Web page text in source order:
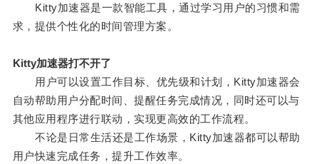
Kitty加速器是一款智能工具，通过学习用户的习惯和需
求，提供个性化的时间管理方案。
Kitty加速器打不开了
用户可以设置工作目标、优先级和计划，Kitty加速器会
自动帮助用户分配时间、提醒任务完成情况，同时还可以与
其他应用程序进行联动，实现更高效的工作流程。
不论是日常生活还是工作场景，Kitty加速器都可以帮助
用户快速完成任务，提升工作效率。